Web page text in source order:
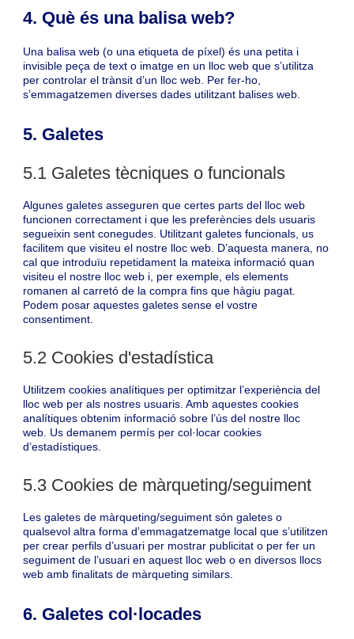
4. Què és una balisa web?
Una balisa web (o una etiqueta de píxel) és una petita i
invisible peça de text o imatge en un lloc web que s’utilitza
per controlar el trànsit d’un lloc web. Per fer-ho,
s’emmagatzemen diverses dades utilitzant balises web.
5. Galetes
5.1 Galetes tècniques o funcionals
Algunes galetes asseguren que certes parts del lloc web
funcionen correctament i que les preferències dels usuaris
segueixin sent conegudes. Utilitzant galetes funcionals, us
facilitem que visiteu el nostre lloc web. D’aquesta manera, no
cal que introduïu repetidament la mateixa informació quan
visiteu el nostre lloc web i, per exemple, els elements
romanen al carretó de la compra fins que hàgiu pagat.
Podem posar aquestes galetes sense el vostre
consentiment.
5.2 Cookies d'estadística
Utilitzem cookies analítiques per optimitzar l’experiència del
lloc web per als nostres usuaris. Amb aquestes cookies
analítiques obtenim informació sobre l’ús del nostre lloc
web. Us demanem permís per col·locar cookies
d’estadístiques.
5.3 Cookies de màrqueting/seguiment
Les galetes de màrqueting/seguiment són galetes o
qualsevol altra forma d’emmagatzematge local que s’utilitzen
per crear perfils d’usuari per mostrar publicitat o per fer un
seguiment de l’usuari en aquest lloc web o en diversos llocs
web amb finalitats de màrqueting similars.
6. Galetes col·locades